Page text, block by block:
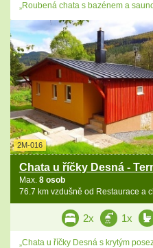
„Roubená chata s bazénem a
2M-016
Chata u říčky Desná -
Max. 8 osob
76.7 km vzdušně od Restaurace a
2x 1x
„Chata u říčky Desná s krytým